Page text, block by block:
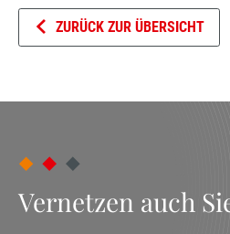
ZURÜCK ZUR ÜBERSICHT
Vernetzen auch